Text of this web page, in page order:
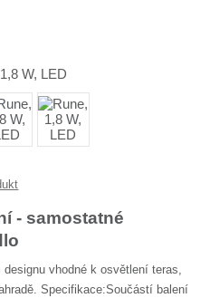
- samostatné
vhodné k osvětlení teras,
Specifikace:Součástí balení